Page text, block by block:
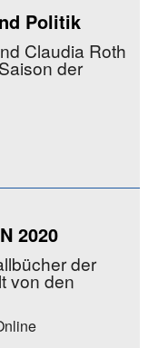
Politik
Claudia Roth
der
2020
der
von den